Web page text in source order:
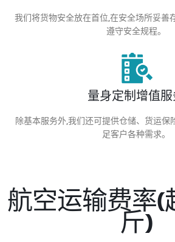
我们将货物安全放在首位,在安全场所妥善
遵守安全规程。
量身定制增值
除基本服务外,我们还可提供仓储、货运保
足客户各种需求。
航空运输费率(
斤)